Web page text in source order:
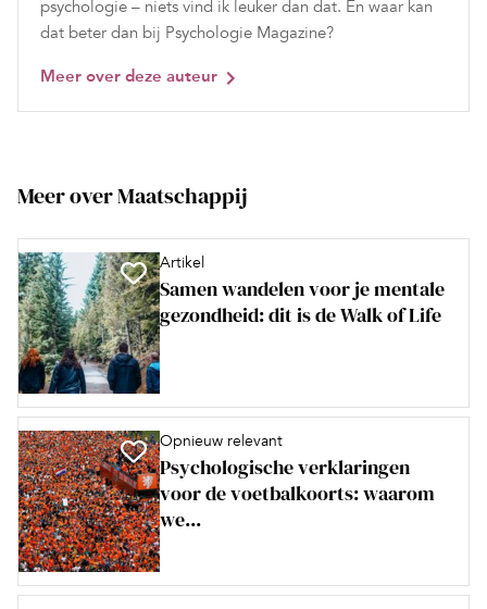
psychologie – niets vind ik leuker dan dat. En waar kan
dat beter dan bij Psychologie Magazine?
Meer over deze auteur
Meer over Maatschappij
Artikel
Samen wandelen voor je mentale
gezondheid: dit is de Walk of Life
Opnieuw relevant
Psychologische verklaringen
voor de voetbalkoorts: waarom
we...